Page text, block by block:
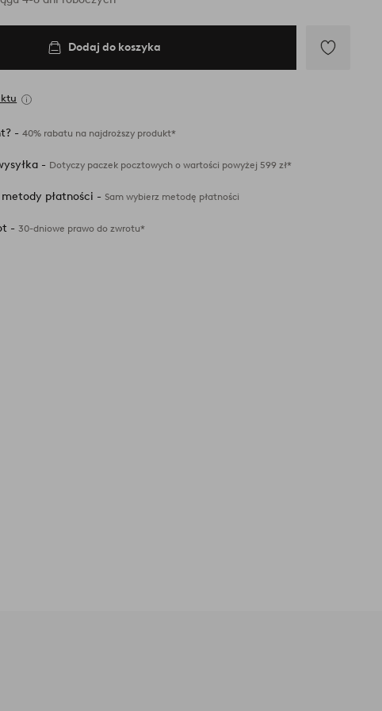
Dodaj do koszyka
-40% rabatu na najdroższy produkt*
- Dotyczy paczek pocztowych o wartości powyżej 599 zł*
metody płatności -Sam wybierz metodę płatności
-30-dniowe prawo do zwrotu*